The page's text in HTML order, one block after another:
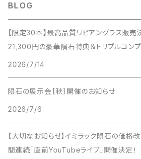
BLOG
【限定30本】最高品質リビアングラス販売
21,300円の豪華隕石特典＆トリプルコンプ
2026/7/14
隕石の展示会［秋］開催のお知らせ
2026/7/6
【大切なお知らせ】イミラック隕石の価格改
間連続「直前YouTubeライブ」開催決定！